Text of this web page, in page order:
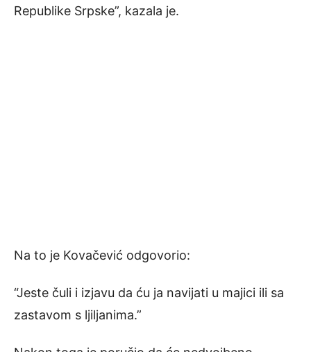
Republike Srpske”, kazala je.
Na to je Kovačević odgovorio:
“Jeste čuli i izjavu da ću ja navijati u majici ili sa
zastavom s ljiljanima.”